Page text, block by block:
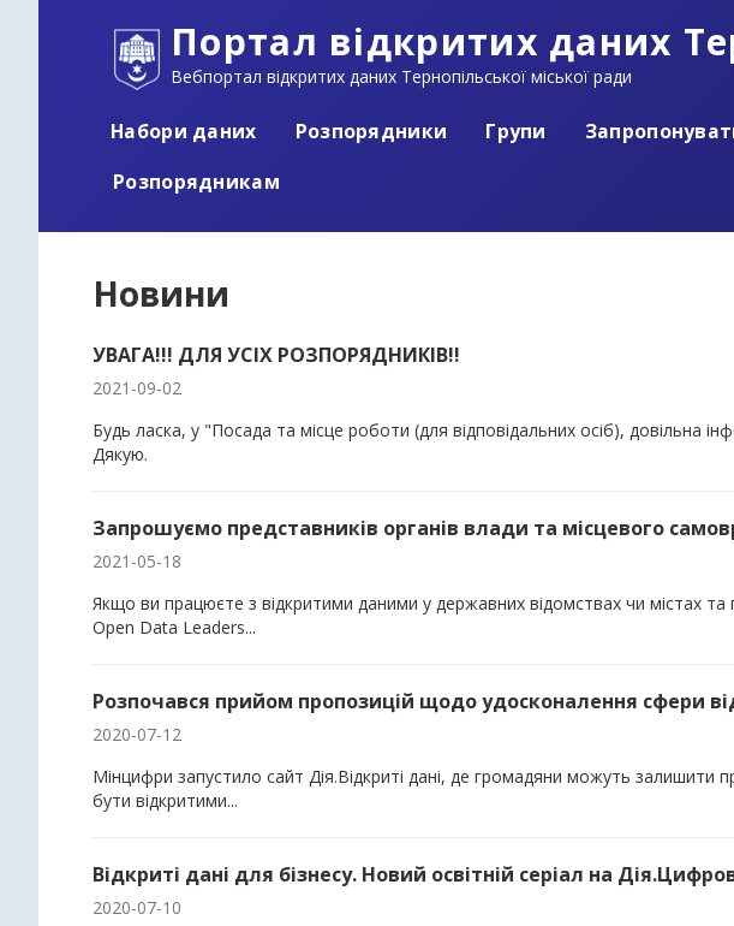
Портал відкритих даних
Вебпортал відкритих даних Тернопільської міської ради
Набори даних Розпорядники Групи
Розпорядникам
Новини
УВАГА!!! ДЛЯ УСІХ РОЗПОРЯДНИКІВ!!
2021-09-02
Будь ласка, у "Посада та місце роботи (для відповідальних осіб), довільна
Дякую.
Запрошуємо представників органів влади та місцевого
2021-05-18
Якщо ви працюєте з відкритими даними у державних відомствах чи містах
Open Data Leaders...
Розпочався прийом пропозицій щодо удосконалення сфери
2020-07-12
Мінцифри запустило сайт Дія.Відкриті дані, де громадяни можуть залишити
бути відкритими...
Відкриті дані для бізнесу. Новий освітній серіал на
2020-07-10